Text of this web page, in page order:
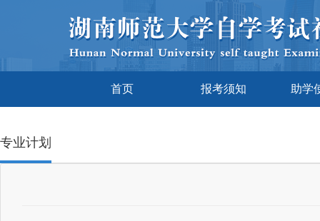
首页 报考须知 助学
专业计划